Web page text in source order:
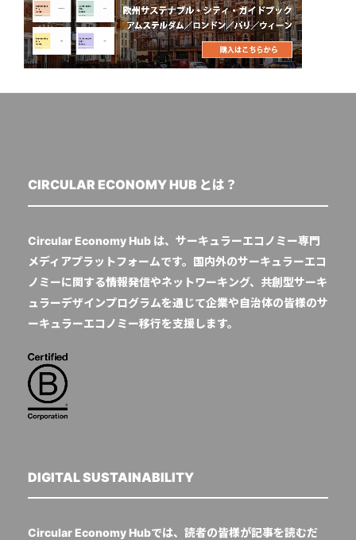
CIRCULAR ECONOMY HUB とは？
Circular Economy Hub は、サーキュラーエコノミー専門
メディアプラットフォームです。国内外のサーキュラーエコ
ノミーに関する情報発信やネットワーキング、共創型サーキ
ュラーデザインプログラムを通じて企業や自治体の皆様のサ
ーキュラーエコノミー移行を支援します。
DIGITAL SUSTAINABILITY
Circular Economy Hubでは、読者の皆様が記事を読むだ